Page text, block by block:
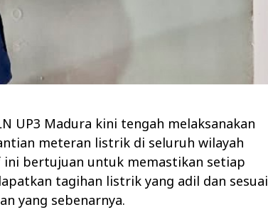
UP3 Madura kini tengah melaksanakan
meteran listrik di seluruh wilayah
bertujuan untuk memastikan setiap
tagihan listrik yang adil dan sesuai
yang sebenarnya.